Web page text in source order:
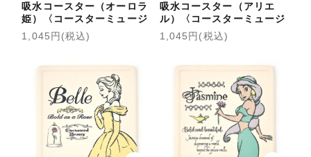
吸水コースター（オーロラ
姫）〈コースターミュージ
アム〉
1,045円(税込)
吸水コースター（アリエ
ル）〈コースターミュージ
アム〉
1,045円(税込)